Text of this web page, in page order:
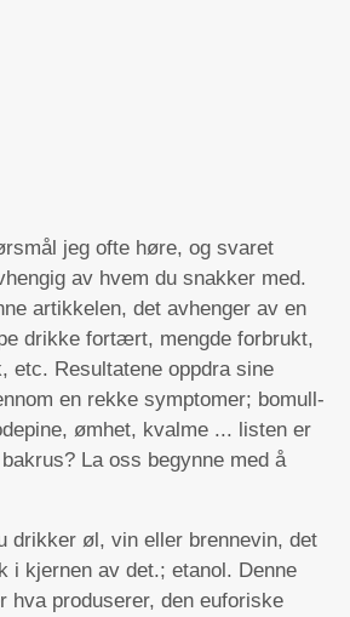
jeg ofte høre, og svaret
av hvem du snakker med.
artikkelen, det avhenger av en
drikke fortært, mengde forbrukt,
etc. Resultatene oppdra sine
en rekke symptomer; bomull-
ømhet, kvalme ... listen er
La oss begynne med å
drikker øl, vin eller brennevin, det
i kjernen av det.; etanol. Denne
hva produserer, den euforiske